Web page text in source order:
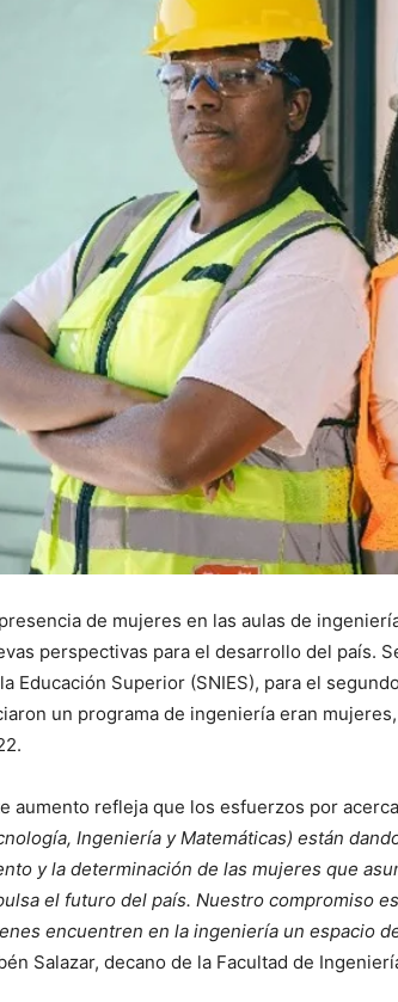
de mujeres en las aulas de
perspectivas para el desarrollo del país.
Educación Superior (SNIES), para el
un programa de ingeniería eran
aumento refleja que los esfuerzos por
Ingeniería y Matemáticas) están
y la determinación de las mujeres que
el futuro del país. Nuestro compromiso
encuentren en la ingeniería un espacio
Salazar, decano de la Facultad de